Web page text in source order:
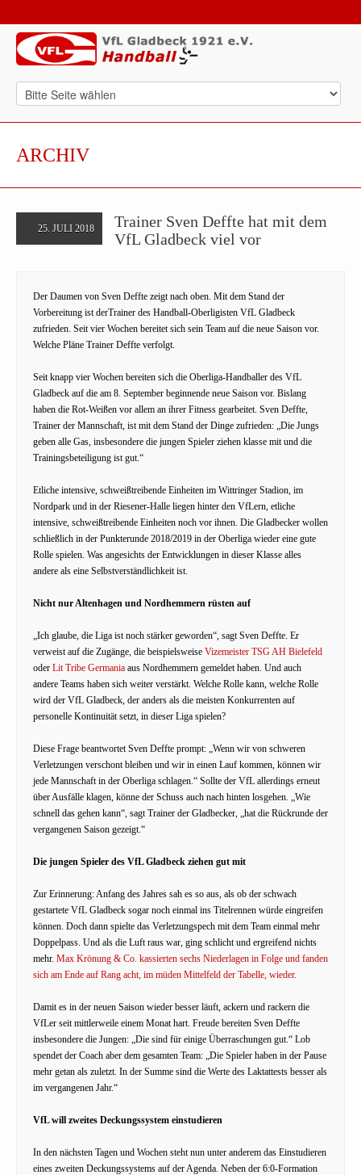
ARCHIV
25. JULI 2018
Trainer Sven Deffte hat mit dem
VfL Gladbeck viel vor
Der Daumen von Sven Deffte zeigt nach oben. Mit dem Stand der
Vorbereitung ist derTrainer des Handball-Oberligisten VfL Gladbeck
zufrieden. Seit vier Wochen bereitet sich sein Team auf die neue Saison vor.
Welche Pläne Trainer Deffte verfolgt.
Seit knapp vier Wochen bereiten sich die Oberliga-Handballer des VfL
Gladbeck auf die am 8. September beginnende neue Saison vor. Bislang
haben die Rot-Weißen vor allem an ihrer Fitness gearbeitet. Sven Deffte,
Trainer der Mannschaft, ist mit dem Stand der Dinge zufrieden: „Die Jungs
geben alle Gas, insbesondere die jungen Spieler ziehen klasse mit und die
Trainingsbeteiligung ist gut.“
Etliche intensive, schweißtreibende Einheiten im Wittringer Stadion, im
Nordpark und in der Riesener-Halle liegen hinter den VfLern, etliche
intensive, schweißtreibende Einheiten noch vor ihnen. Die Gladbecker wollen
schließlich in der Punkterunde 2018/2019 in der Oberliga wieder eine gute
Rolle spielen. Was angesichts der Entwicklungen in dieser Klasse alles
andere als eine Selbstverständlichkeit ist.
Nicht nur Altenhagen und Nordhemmern rüsten auf
„Ich glaube, die Liga ist noch stärker geworden“, sagt Sven Deffte. Er
verweist auf die Zugänge, die beispielsweise Vizemeister TSG AH Bielefeld
oder Lit Tribe Germania aus Nordhemmern gemeldet haben. Und auch
andere Teams haben sich weiter verstärkt. Welche Rolle kann, welche Rolle
wird der VfL Gladbeck, der anders als die meisten Konkurrenten auf
personelle Kontinuität setzt, in dieser Liga spielen?
Diese Frage beantwortet Sven Deffte prompt: „Wenn wir von schweren
Verletzungen verschont bleiben und wir in einen Lauf kommen, können wir
jede Mannschaft in der Oberliga schlagen.“ Sollte der VfL allerdings erneut
über Ausfälle klagen, könne der Schuss auch nach hinten losgehen. „Wie
schnell das gehen kann“, sagt Trainer der Gladbecker, „hat die Rückrunde der
vergangenen Saison gezeigt.“
Die jungen Spieler des VfL Gladbeck ziehen gut mit
Zur Erinnerung: Anfang des Jahres sah es so aus, als ob der schwach
gestartete VfL Gladbeck sogar noch einmal ins Titelrennen würde eingreifen
können. Doch dann spielte das Verletzungspech mit dem Team einmal mehr
Doppelpass. Und als die Luft raus war, ging schlicht und ergreifend nichts
mehr. Max Krönung & Co. kassierten sechs Niederlagen in Folge und fanden
sich am Ende auf Rang acht, im müden Mittelfeld der Tabelle, wieder.
Damit es in der neuen Saison wieder besser läuft, ackern und rackern die
VfLer seit mittlerweile einem Monat hart. Freude bereiten Sven Deffte
insbesondere die Jungen: „Die sind für einige Überraschungen gut.“ Lob
spendet der Coach aber dem gesamten Team: „Die Spieler haben in der Pause
mehr getan als zuletzt. In der Summe sind die Werte des Laktattests besser als
im vergangenen Jahr.“
VfL will zweites Deckungssystem einstudieren
In den nächsten Tagen und Wochen steht nun unter anderem das Einstudieren
eines zweiten Deckungssystems auf der Agenda. Neben der 6:0-Formation